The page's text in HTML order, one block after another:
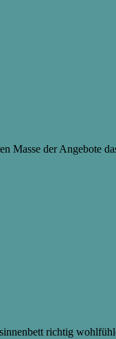
Masse der Angebote
richtig